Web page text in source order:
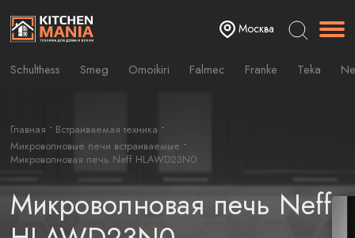
Москва
Schulthess Smeg Omoikiri Falmec Franke Teka
Главная
Встраиваемая техника
Микроволновые печи встраиваемые
Микроволновая печь Neff HLAWD23N0
Микроволновая печь Neff